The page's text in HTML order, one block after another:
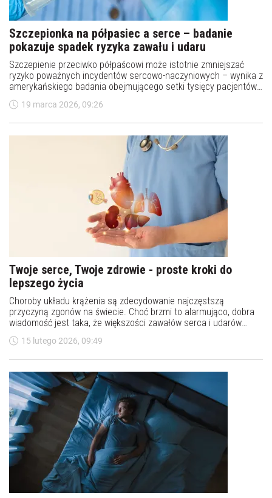
Szczepionka na półpasiec a serce – badanie
pokazuje spadek ryzyka zawału i udaru
Szczepienie przeciwko półpaścowi może istotnie zmniejszać
ryzyko poważnych incydentów sercowo-naczyniowych – wynika z
amerykańskiego badania obejmującego setki tysięcy pacjentów.
Efekt ten obserwowano szczególnie u osób z chorobami układu
krążenia.
19 marca 2026, 09:26
Twoje serce, Twoje zdrowie - proste kroki do
lepszego życia
Choroby układu krążenia są zdecydowanie najczęstszą
przyczyną zgonów na świecie. Choć brzmi to alarmująco, dobra
wiadomość jest taka, że większości zawałów serca i udarów
mózgu można zapobiec - albo przynajmniej znacząco opóźnić ich
wystąpienie. Czy jesteśmy więc skazani na problemy z sercem
15 lutego 2026, 09:49